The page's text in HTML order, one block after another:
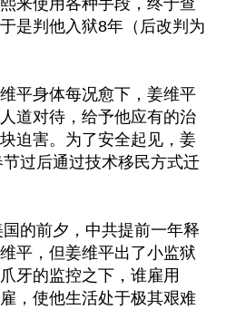
来使用各种手段，终于查
是判他入狱8年（后改判为
平身体每况愈下，姜维平
道对待，给予他应有的治
迫害。为了安全起见，姜
过后通过技术移民方式迁
的前夕，中共提前一年释
平，但姜维平出了小监狱
牙的监控之下，谁雇用
，使他生活处于极其艰难